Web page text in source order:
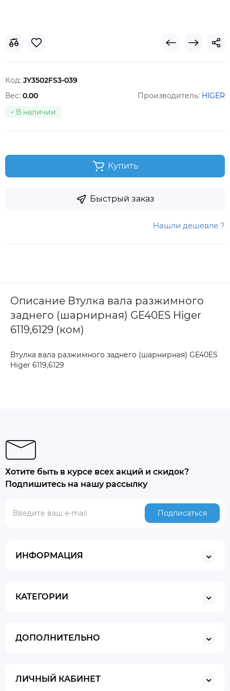
Код: JY3502FS3-039
Производитель: HIGER
В наличии
Вес: 0.00
Купить
Быстрый заказ
Нашли дешевле ?
Описание Втулка вала разжимного
заднего (шарнирная) GE40ES Higer
6119,6129 (ком)
Втулка вала разжимного заднего (шарнирная) GE40ES
Higer 6119,6129
Хотите быть в курсе всех акций и скидок?
Подпишитесь на нашу рассылку
Подписаться
ИНФОРМАЦИЯ
КАТЕГОРИИ
ДОПОЛНИТЕЛЬНО
ЛИЧНЫЙ КАБИНЕТ